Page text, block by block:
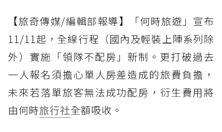
【旅奇傳媒/編輯部報導】「何時旅遊」宣布
11/11起，全線行程（國內及輕裝上陣系列除
外）實施「領隊不配房」新制。更打破過去
一人報名須擔心單人房差造成的旅費負擔，
未來若落單旅客無法成功配房，衍生費用將
由何時旅行社全額吸收。